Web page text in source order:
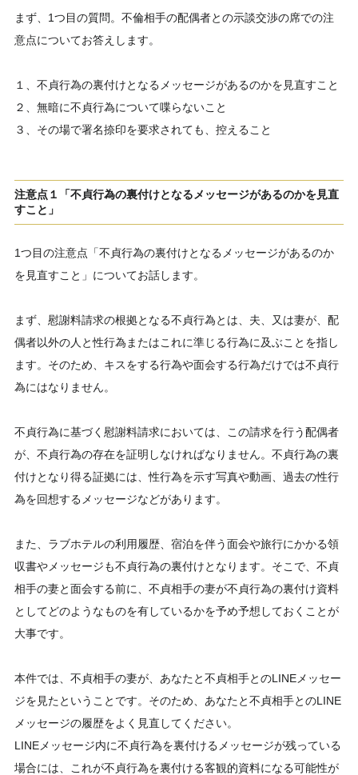
まず、1つ目の質問。不倫相手の配偶者との示談交渉の席での注
意点についてお答えします。
１、不貞行為の裏付けとなるメッセージがあるのかを見直すこと
２、無暗に不貞行為について喋らないこと
３、その場で署名捺印を要求されても、控えること
注意点１「不貞行為の裏付けとなるメッセージがあるのかを見直
すこと」
1つ目の注意点「不貞行為の裏付けとなるメッセージがあるのか
を見直すこと」についてお話します。
まず、慰謝料請求の根拠となる不貞行為とは、夫、又は妻が、配
偶者以外の人と性行為またはこれに準じる行為に及ぶことを指し
ます。そのため、キスをする行為や面会する行為だけでは不貞行
為にはなりません。
不貞行為に基づく慰謝料請求においては、この請求を行う配偶者
が、不貞行為の存在を証明しなければなりません。不貞行為の裏
付けとなり得る証拠には、性行為を示す写真や動画、過去の性行
為を回想するメッセージなどがあります。
また、ラブホテルの利用履歴、宿泊を伴う面会や旅行にかかる領
収書やメッセージも不貞行為の裏付けとなります。そこで、不貞
相手の妻と面会する前に、不貞相手の妻が不貞行為の裏付け資料
としてどのようなものを有しているかを予め予想しておくことが
大事です。
本件では、不貞相手の妻が、あなたと不貞相手とのLINEメッセー
ジを見たということです。そのため、あなたと不貞相手とのLINE
メッセージの履歴をよく見直してください。
LINEメッセージ内に不貞行為を裏付けるメッセージが残っている
場合には、これが不貞行為を裏付ける客観的資料になる可能性が